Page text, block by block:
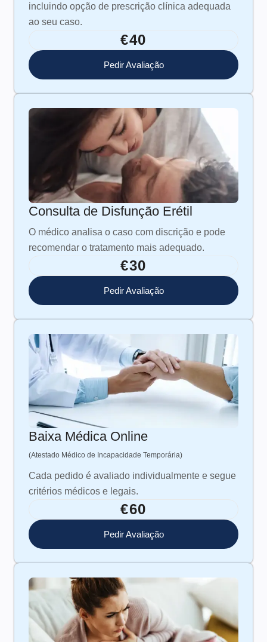
incluindo opção de prescrição clínica adequada
ao seu caso.
€40
Pedir Avaliação
Consulta de Disfunção Erétil
O médico analisa o caso com discrição e pode
recomendar o tratamento mais adequado.
€30
Pedir Avaliação
Baixa Médica Online
(Atestado Médico de Incapacidade Temporária)
Cada pedido é avaliado individualmente e segue
critérios médicos e legais.
€60
Pedir Avaliação